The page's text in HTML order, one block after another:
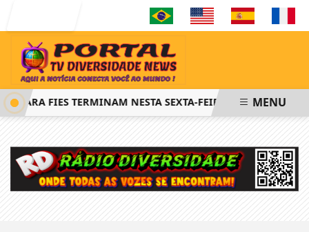
PARA FIES TERMINAM NESTA SEXTA-FEIRA SAIBA
MENU